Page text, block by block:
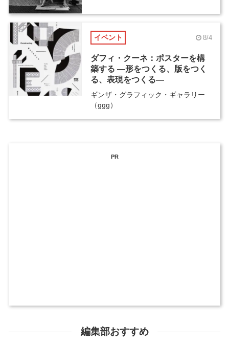
イベント 8/4
ダフィ・クーネ：ポスターを構
築する ―形をつくる、版をつく
る、表現をつくる―
ギンザ・グラフィック・ギャラリー
（ggg）
PR
編集部おすすめ